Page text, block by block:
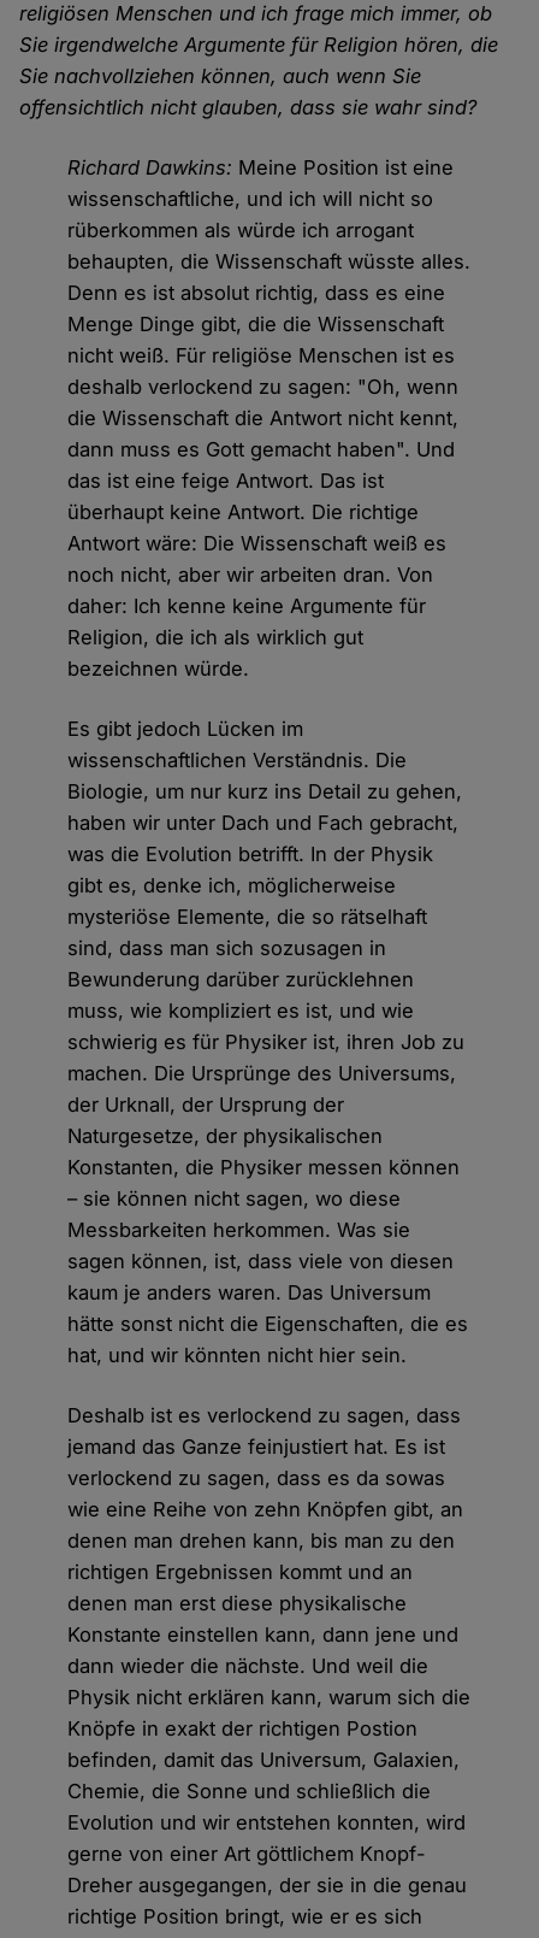
religiösen Menschen und ich frage mich immer, ob
Sie irgendwelche Argumente für Religion hören, die
Sie nachvollziehen können, auch wenn Sie
offensichtlich nicht glauben, dass sie wahr sind?
Richard Dawkins: Meine Position ist eine
wissenschaftliche, und ich will nicht so
rüberkommen als würde ich arrogant
behaupten, die Wissenschaft wüsste alles.
Denn es ist absolut richtig, dass es eine
Menge Dinge gibt, die die Wissenschaft
nicht weiß. Für religiöse Menschen ist es
deshalb verlockend zu sagen: "Oh, wenn
die Wissenschaft die Antwort nicht kennt,
dann muss es Gott gemacht haben". Und
das ist eine feige Antwort. Das ist
überhaupt keine Antwort. Die richtige
Antwort wäre: Die Wissenschaft weiß es
noch nicht, aber wir arbeiten dran. Von
daher: Ich kenne keine Argumente für
Religion, die ich als wirklich gut
bezeichnen würde.
Es gibt jedoch Lücken im
wissenschaftlichen Verständnis. Die
Biologie, um nur kurz ins Detail zu gehen,
haben wir unter Dach und Fach gebracht,
was die Evolution betrifft. In der Physik
gibt es, denke ich, möglicherweise
mysteriöse Elemente, die so rätselhaft
sind, dass man sich sozusagen in
Bewunderung darüber zurücklehnen
muss, wie kompliziert es ist, und wie
schwierig es für Physiker ist, ihren Job zu
machen. Die Ursprünge des Universums,
der Urknall, der Ursprung der
Naturgesetze, der physikalischen
Konstanten, die Physiker messen können
– sie können nicht sagen, wo diese
Messbarkeiten herkommen. Was sie
sagen können, ist, dass viele von diesen
kaum je anders waren. Das Universum
hätte sonst nicht die Eigenschaften, die es
hat, und wir könnten nicht hier sein.
Deshalb ist es verlockend zu sagen, dass
jemand das Ganze feinjustiert hat. Es ist
verlockend zu sagen, dass es da sowas
wie eine Reihe von zehn Knöpfen gibt, an
denen man drehen kann, bis man zu den
richtigen Ergebnissen kommt und an
denen man erst diese physikalische
Konstante einstellen kann, dann jene und
dann wieder die nächste. Und weil die
Physik nicht erklären kann, warum sich die
Knöpfe in exakt der richtigen Postion
befinden, damit das Universum, Galaxien,
Chemie, die Sonne und schließlich die
Evolution und wir entstehen konnten, wird
gerne von einer Art göttlichem Knopf-
Dreher ausgegangen, der sie in die genau
richtige Position bringt, wie er es sich